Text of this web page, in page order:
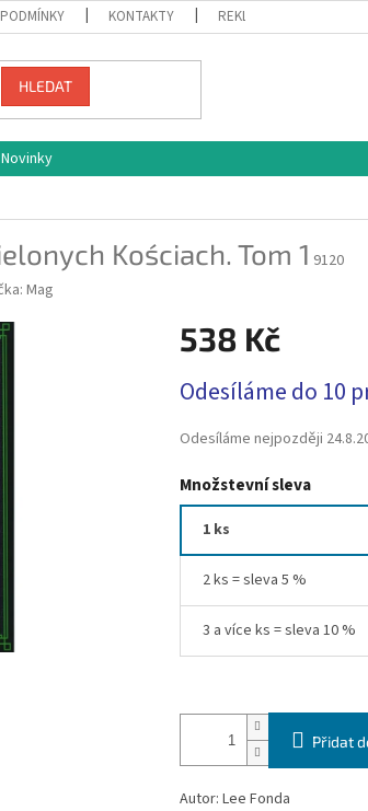
KONTAKTY REKLAMAČNÍ ŘÁD
HLEDAT
Novinky
Kościach. Tom 1 9120
Mag
538 Kč
cena:
Odesíláme do 10
Odesíláme nejpozději
Množstevní sleva
1 ks
2 ks = sleva 5 %
3 a více ks = sleva 10 %
Přidat
Autor: Lee Fonda